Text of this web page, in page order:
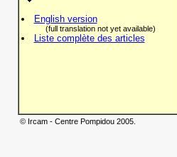
English version
(full translation not yet available)
Liste complète des articles
© Ircam - Centre Pompidou 2005.